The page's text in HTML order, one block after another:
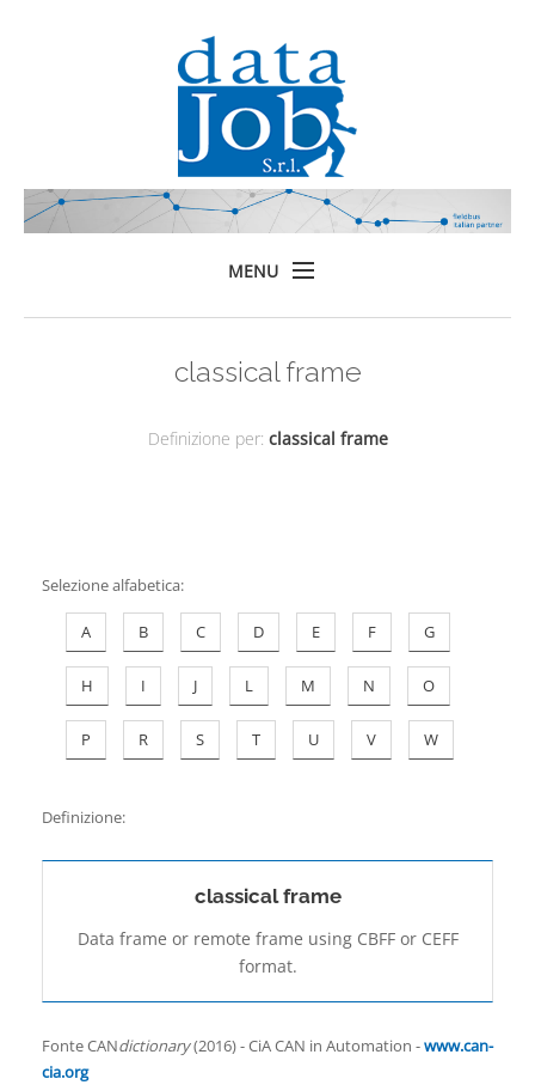
MENU
classical frame
Definizione per: classical frame
Selezione alfabetica:
A B C D E F G
H I J L M N O
P R S T U V W
Definizione:
classical frame
Data frame or remote frame using CBFF or CEFF
format.
Fonte CANdictionary(2016) - CiA CAN in Automation -www.can-
cia.org